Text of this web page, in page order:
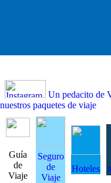
Un pedacito de
nuestros paquetes de viaje
Guía
de
Viaje
Seguro
de
Viaje
Hoteles